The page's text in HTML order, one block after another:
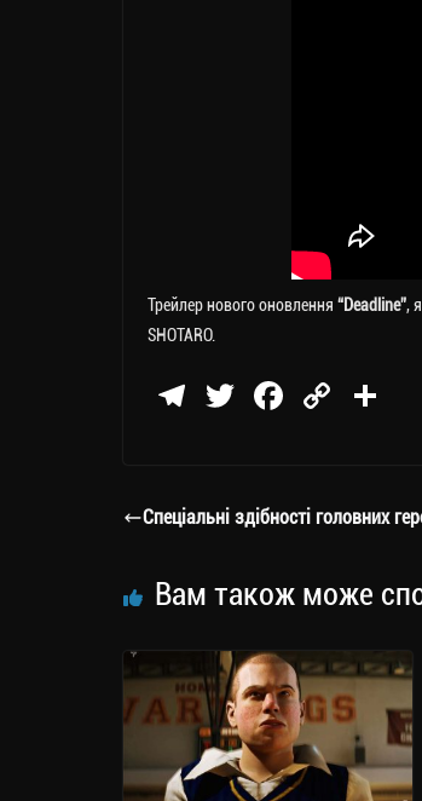
Трейлер нового оновлення “Deadline”,
SHOTARO.
Te
a
T
er
Fa
ok
C
Li ли
ся
Спеціальні здібності головних
Вам також може